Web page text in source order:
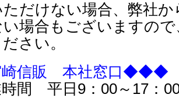
だけない場合、弊社
場合もございますので
さい。
信販 本社窓口◆◆◆
平日9：00～17：